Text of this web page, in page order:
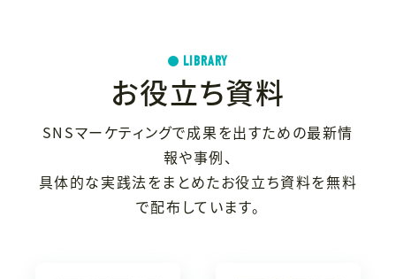
LIBRARY
お役立ち資料
SNSマーケティングで成果を出すための最新情
報や事例、
具体的な実践法をまとめたお役立ち資料を無料
で配布しています。